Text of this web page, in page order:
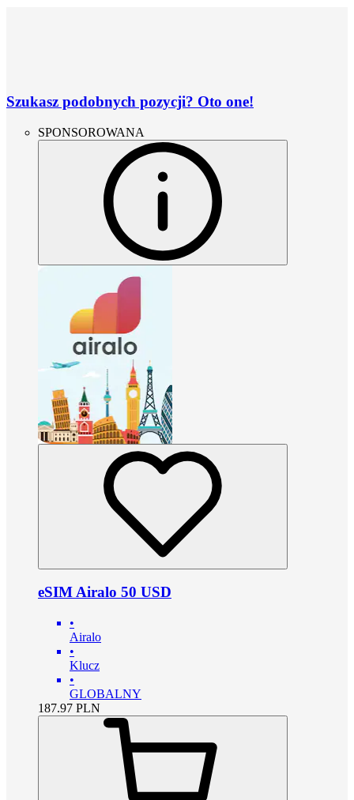
Szukasz podobnych pozycji? Oto one!
SPONSOROWANA
eSIM Airalo 50 USD
•
Airalo
•
Klucz
•
GLOBALNY
187.97 PLN